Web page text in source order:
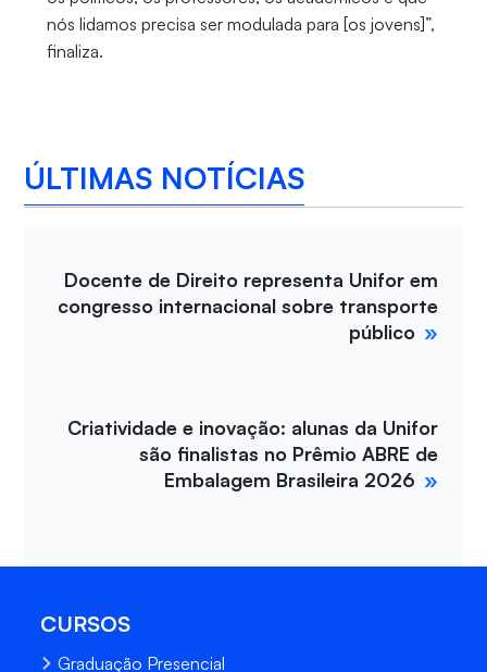
nós lidamos precisa ser modulada para [os jovens]”,
finaliza.
ÚLTIMAS NOTÍCIAS
Docente de Direito representa Unifor em
congresso internacional sobre transporte
público
Criatividade e inovação: alunas da Unifor
são finalistas no Prêmio ABRE de
Embalagem Brasileira 2026
CURSOS
Graduação Presencial